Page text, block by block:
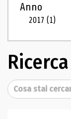
Anno
2017(1)
Ricerca
Cerca